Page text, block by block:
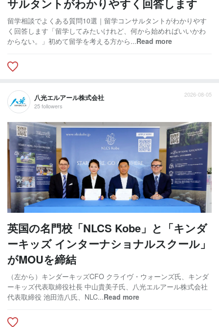
サルタントがわかりやすく回答します
留学相談でよくある質問10選｜留学コンサルタントがわかりやす
く回答します「留学してみたいけれど、何から始めればいいかわ
からない。」初めて留学を考える方から...Read more
八光エルアール株式会社
25 followers
2026-08-05
英国の名門校「NLCS Kobe」と「キンダ
ーキッズ インターナショナルスクール」
がMOUを締結
（左から）キンダーキッズCFO クライヴ・ウォーンズ氏、キンダ
ーキッズ代表取締役社長 中山貴美子氏、八光エルアール株式会社
代表取締役 池田浩八氏、NLC...Read more